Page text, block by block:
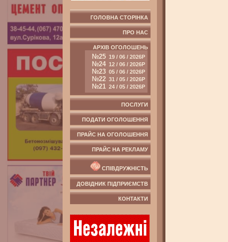
ГОЛОВНА СТОРІНКА
ПРО НАС
АРХІВ ОГОЛОШЕНЬ
№25 19 / 06 / 2026Р
№24 12 / 06 / 2026Р
№23 05 / 06 / 2026Р
№22 31 / 05 / 2026Р
№21 24 / 05 / 2026Р
ПОСЛУГИ
ПОДАТИ ОГОЛОШЕННЯ
ПРАЙС НА ОГОЛОШЕННЯ
ПРАЙС НА РЕКЛАМУ
СПІВДРУЖНІСТЬ
ДОВІДНИК ПІДПРИЄМСТВ
КОНТАКТИ